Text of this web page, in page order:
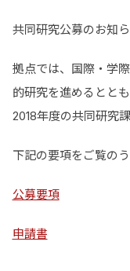
共同研究公募のお知
拠点では、国際・学
的研究を進めるとと
2018年度の共同研究
下記の要項をご覧の
公募要項
申請書